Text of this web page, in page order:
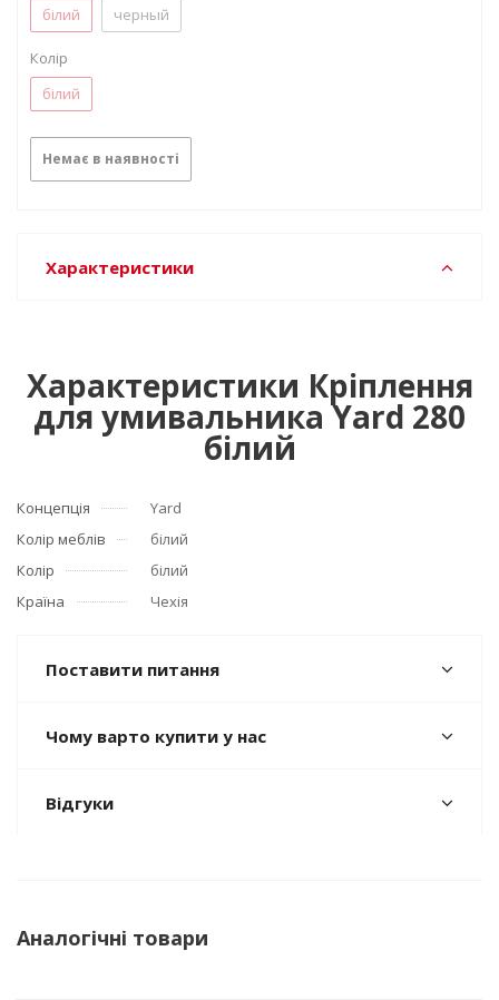
білий
черный
Колір
білий
Немає в наявності
Характеристики
Характеристики Кріплення
для умивальника Yard 280
білий
Концепція
Yard
Колір меблів
білий
Колір
білий
Країна
Чехія
Поставити питання
Чому варто купити у нас
Відгуки
Аналогічні товари